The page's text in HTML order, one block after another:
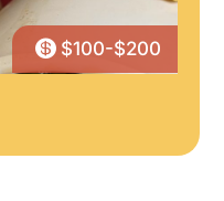
 $100-$200